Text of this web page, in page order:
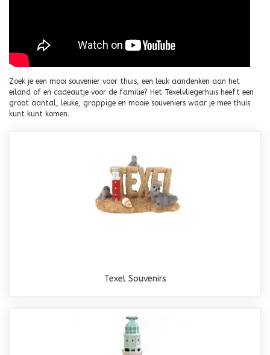
Zoek je een mooi souvenier voor thuis, een leuk aandenken aan het
eiland of en cadeautje voor de familie? Het Texelvliegerhuis heeft een
groot aantal, leuke, grappige en mooie souveniers waar je mee thuis
kunt kunt komen.
Texel Souvenirs